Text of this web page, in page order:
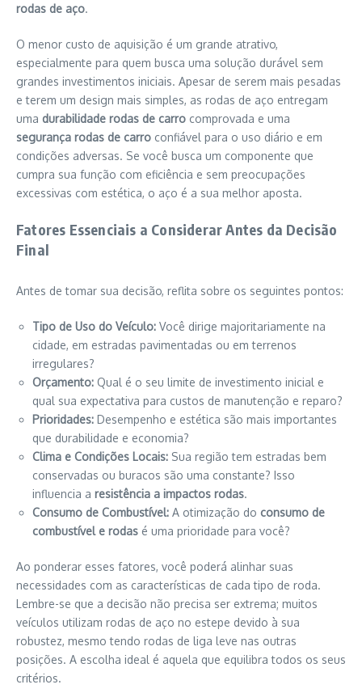
rodas de aço.
O menor custo de aquisição é um grande atrativo,
especialmente para quem busca uma solução durável sem
grandes investimentos iniciais. Apesar de serem mais pesadas
e terem um design mais simples, as rodas de aço entregam
uma durabilidade rodas de carro comprovada e uma
segurança rodas de carro confiável para o uso diário e em
condições adversas. Se você busca um componente que
cumpra sua função com eficiência e sem preocupações
excessivas com estética, o aço é a sua melhor aposta.
Fatores Essenciais a Considerar Antes da Decisão
Final
Antes de tomar sua decisão, reflita sobre os seguintes pontos:
Tipo de Uso do Veículo: Você dirige majoritariamente na
cidade, em estradas pavimentadas ou em terrenos
irregulares?
Orçamento: Qual é o seu limite de investimento inicial e
qual sua expectativa para custos de manutenção e reparo?
Prioridades: Desempenho e estética são mais importantes
que durabilidade e economia?
Clima e Condições Locais: Sua região tem estradas bem
conservadas ou buracos são uma constante? Isso
influencia a resistência a impactos rodas.
Consumo de Combustível: A otimização do consumo de
combustível e rodas é uma prioridade para você?
Ao ponderar esses fatores, você poderá alinhar suas
necessidades com as características de cada tipo de roda.
Lembre-se que a decisão não precisa ser extrema; muitos
veículos utilizam rodas de aço no estepe devido à sua
robustez, mesmo tendo rodas de liga leve nas outras
posições. A escolha ideal é aquela que equilibra todos os seus
critérios.